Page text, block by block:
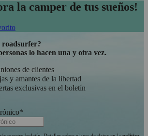
la camper de tus sueños!
roadsurfer?
lo hacen una y otra vez.
de clientes
y amantes de la libertad
exclusivas en el boletín
*